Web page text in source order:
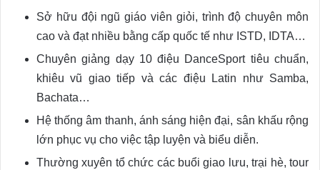
Sở hữu đội ngũ giáo viên giỏi, trình độ chuyên môn
cao và đạt nhiều bằng cấp quốc tế như ISTD, IDTA…
Chuyên giảng dạy 10 điệu DanceSport tiêu chuẩn,
khiêu vũ giao tiếp và các điệu Latin như Samba,
Bachata…
Hệ thống âm thanh, ánh sáng hiện đại, sân khấu rộng
lớn phục vụ cho việc tập luyện và biểu diễn.
Thường xuyên tổ chức các buổi giao lưu, trại hè, tour